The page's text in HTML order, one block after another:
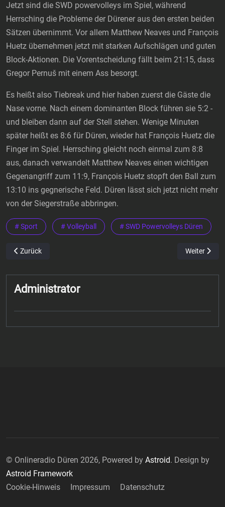
Jetzt sind die SWD powervolleys im Spiel, während
Herrsching die Probleme der Dürener aus den ersten beiden
Sätzen übernimmt. Vor allem Matthew Neaves und François
Huetz übernehmen jetzt mit starken Aufschlägen und guten
Block-Aktionen. Die Vorentscheidung fällt beim 21:15, dass
Gregor Pernuš mit einem Ass besorgt.
Es heißt also Tiebreak und hier haben zuerst die Gäste die
Nase vorne. Nach einem dominanten Block führen sie 5:2 -
und bleiben dann auf der Stell stehen. Wenige Minuten
später heißt es 8:6 für Düren, wieder hat François Huetz die
Finger im Spiel. Herrsching gleicht noch einmal zum 8:8
aus, danach verwandelt Matthew Neaves einen wichtigen
Gegenangriff zum 11:9, François Huetz stopft den Ball zum
13:10 ins gegnerische Feld. Düren lässt sich jetzt nicht mehr
von der Siegerstraße abbringen.
# Sport # Volleyball # SWD Powervolleys Düren
Vorheriger Beitrag: SWD powervolleys Düren: Auf der größten
Zurück Nächster
Weiter
Administrator
© Onlineradio Düren 2026, Powered by Astroid. Design by
Astroid Framework
Cookie-Hinweis
Impressum Datenschutz